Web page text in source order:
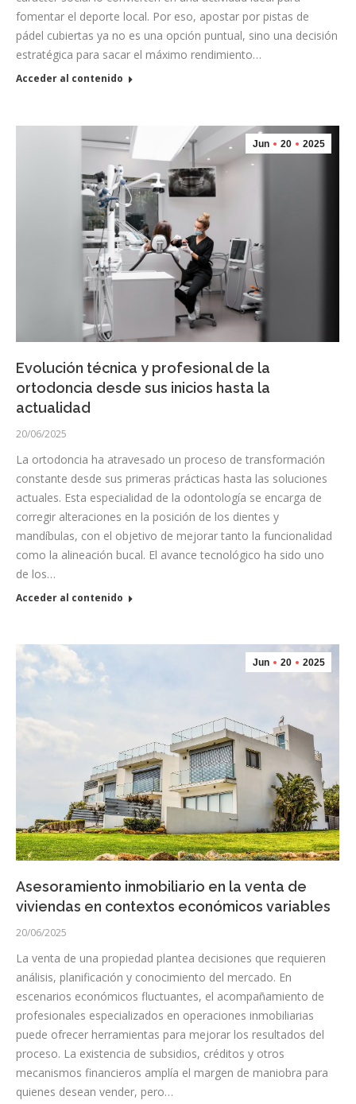
fomentar el deporte local. Por eso, apostar por pistas de
pádel cubiertas ya no es una opción puntual, sino una decisión
estratégica para sacar el máximo rendimiento…
Acceder al contenido
Jun 20 2025
Evolución técnica y profesional de la
ortodoncia desde sus inicios hasta la
actualidad
20/06/2025
La ortodoncia ha atravesado un proceso de transformación
constante desde sus primeras prácticas hasta las soluciones
actuales. Esta especialidad de la odontología se encarga de
corregir alteraciones en la posición de los dientes y
mandíbulas, con el objetivo de mejorar tanto la funcionalidad
como la alineación bucal. El avance tecnológico ha sido uno
de los…
Acceder al contenido
Jun 20 2025
Asesoramiento inmobiliario en la venta de
viviendas en contextos económicos variables
20/06/2025
La venta de una propiedad plantea decisiones que requieren
análisis, planificación y conocimiento del mercado. En
escenarios económicos fluctuantes, el acompañamiento de
profesionales especializados en operaciones inmobiliarias
puede ofrecer herramientas para mejorar los resultados del
proceso. La existencia de subsidios, créditos y otros
mecanismos financieros amplía el margen de maniobra para
quienes desean vender, pero…